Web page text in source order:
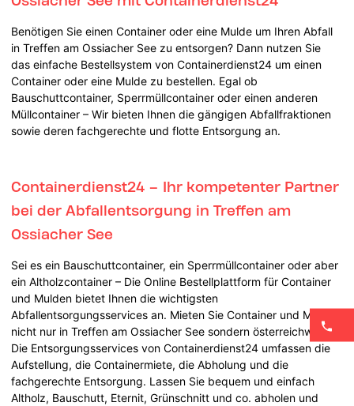
Benötigen Sie einen Container oder eine Mulde um Ihren Abfall
in Treffen am Ossiacher See zu entsorgen? Dann nutzen Sie
das einfache Bestellsystem von Containerdienst24 um einen
Container oder eine Mulde zu bestellen. Egal ob
Bauschuttcontainer, Sperrmüllcontainer oder einen anderen
Müllcontainer – Wir bieten Ihnen die gängigen Abfallfraktionen
sowie deren fachgerechte und flotte Entsorgung an.
Containerdienst24 – Ihr kompetenter Partner
bei der Abfallentsorgung in Treffen am
Ossiacher See
Sei es ein Bauschuttcontainer, ein Sperrmüllcontainer oder aber
ein Altholzcontainer – Die Online Bestellplattform für Container
und Mulden bietet Ihnen die wichtigsten
Abfallentsorgungsservices an. Mieten Sie Container und Mulden
nicht nur in Treffen am Ossiacher See sondern österreichweit.
Die Entsorgungsservices von Containerdienst24 umfassen die
Aufstellung, die Containermiete, die Abholung und die
fachgerechte Entsorgung. Lassen Sie bequem und einfach
Altholz, Bauschutt, Eternit, Grünschnitt und co. abholen und